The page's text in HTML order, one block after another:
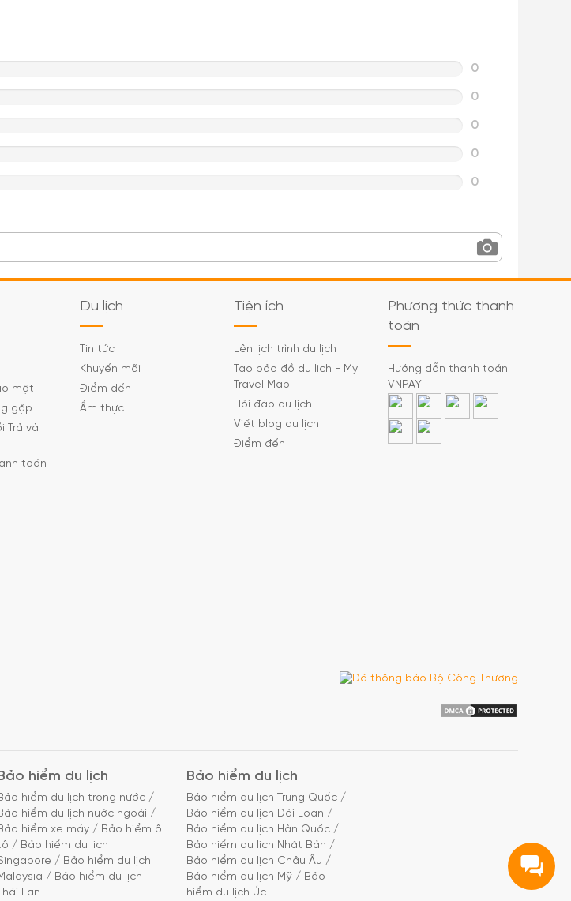
0
0
0
0
0
mật
gặp
Trả và
toán
Du lịch
Tin tức
Khuyến mãi
Điểm đến
Ẩm thực
Tiện ích
Lên lịch trình du lịch
Tạo bảo đồ du lịch - My
Travel Map
Hỏi đáp du lịch
Viết blog du lịch
Điểm đến
Phương thức thanh
toán
Hướng dẫn thanh toán
VNPAY
hiểm du lịch
hiểm du lịch trong nước /
hiểm du lịch nước ngoài /
hiểm xe máy / Bảo hiểm ô
/ Bảo hiểm du lịch
/ Bảo hiểm du lịch
/ Bảo hiểm du lịch
Thái Lan
Bảo hiểm du lịch
Bảo hiểm du lịch Trung Quốc /
Bảo hiểm du lịch Đài Loan /
Bảo hiểm du lịch Hàn Quốc /
Bảo hiểm du lịch Nhật Bản /
Bảo hiểm du lịch Châu Âu /
Bảo hiểm du lịch Mỹ / Bảo
hiểm du lịch Úc